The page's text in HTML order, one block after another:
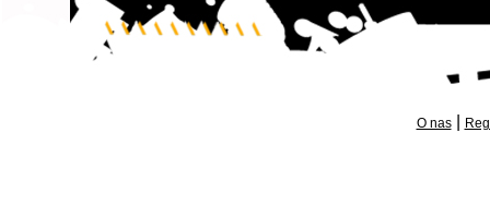
O nas|